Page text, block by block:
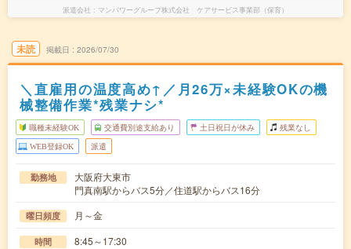
派遣会社 マンパワーグループ株式会社 ケアサービス事業部（保育）
未読 掲載日 2026/07/30
＼直雇用の温度高め↑／月26万×未経験OKの機
械整備作業*残業ナシ*
職種未経験OK 交通費別途支給あり 土日祝日が休み 残業なし
WEB登録OK 派遣
勤務地
大阪府大東市
門真南駅からバス5分／住道駅からバス16分
曜日頻度 月～金
時間 8:45～17:30